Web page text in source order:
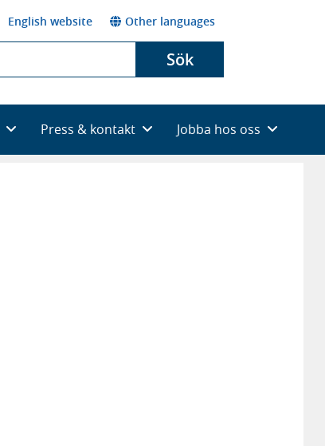
English website Other languages
Sök
Press & kontakt Jobba hos oss